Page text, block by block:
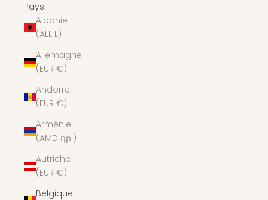
Pays
Albanie
(ALL L)
Allemagne
(EUR €)
Andorre
(EUR €)
Arménie
(AMD դր.)
Autriche
(EUR €)
Belgique